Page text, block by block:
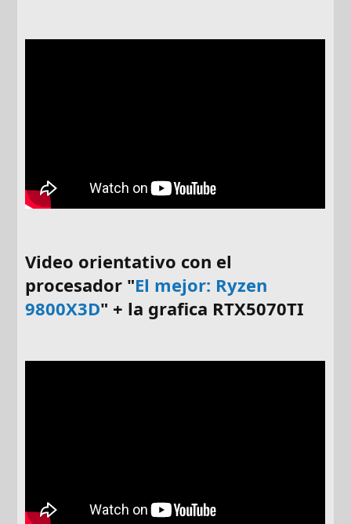
Video orientativo con el
procesador "El mejor: Ryzen
9800X3D" + la grafica RTX5070TI